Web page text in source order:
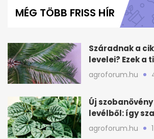
minute,
MÉG TÖBB FRISS HÍR
Száradnak a
levelei? Ezek a
agroforum.hu
Új
levélből: így
egyszerűen
agroforum.hu